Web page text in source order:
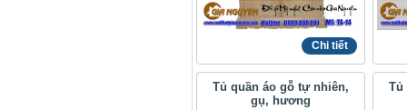
Chi tiết
Tủ quần áo gỗ tự nhiên,
gụ, hương
Tủ